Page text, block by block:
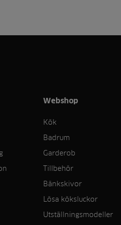
Webshop
Kök
Badrum
Garderob
Tillbehör
Bänkskivor
Lösa köksluckor
Utställningsmodeller